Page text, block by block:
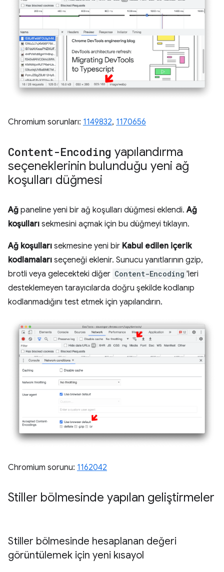
Chromium sorunları: 1149832, 1170656
Content-Encoding yapılandırma
seçeneklerinin bulunduğu yeni ağ
koşulları düğmesi
Ağ paneline yeni bir ağ koşulları düğmesi eklendi.Ağ
koşulları sekmesini açmak için bu düğmeyi tıklayın.
Ağ koşulları sekmesine yeni bir Kabul edilen içerik
kodlamaları seçeneği eklenir. Sunucu yanıtlarının gzip,
brotli veya gelecekteki diğer Content-Encoding 'leri
desteklemeyen tarayıcılarda doğru şekilde kodlanıp
kodlanmadığını test etmek için yapılandırın.
Chromium sorunu: 1162042
Stiller bölmesinde yapılan geliştirmeler
Stiller bölmesinde hesaplanan değeri
görüntülemek için yeni kısayol